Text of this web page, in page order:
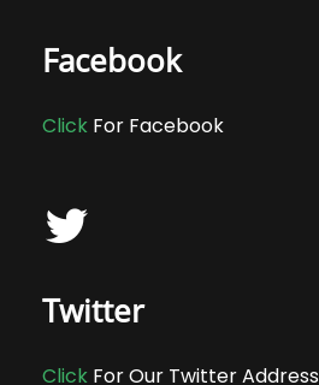
Facebook
Click For Facebook
Twitter
Click For Our Twitter Address